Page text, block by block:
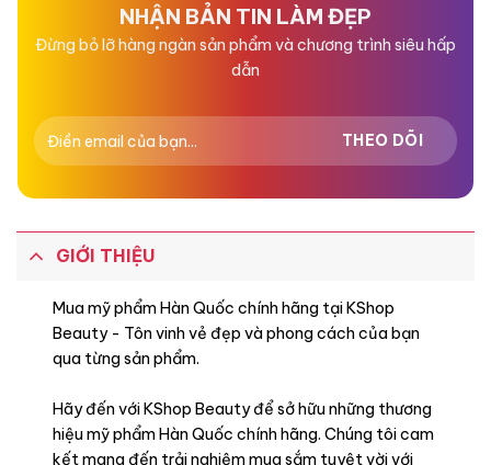
NHẬN BẢN TIN LÀM ĐẸP
Đừng bỏ lỡ hàng ngàn sản phẩm và chương trình siêu hấp
dẫn
GIỚI THIỆU
Mua mỹ phẩm Hàn Quốc chính hãng tại KShop
Beauty - Tôn vinh vẻ đẹp và phong cách của bạn
qua từng sản phẩm.
Hãy đến với KShop Beauty để sở hữu những thương
hiệu mỹ phẩm Hàn Quốc chính hãng. Chúng tôi cam
kết mang đến trải nghiệm mua sắm tuyệt vời với